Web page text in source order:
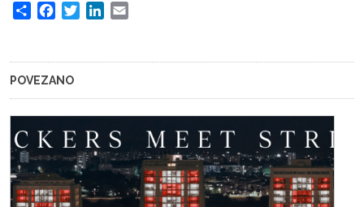
Share FacebookTwitterLinkedIn
POVEZANO